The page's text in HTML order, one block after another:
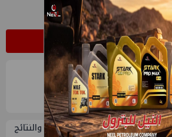
يكتب: انتحال صفة الزلزال
وزارة البترول...بين حساب الأداء والنتائج